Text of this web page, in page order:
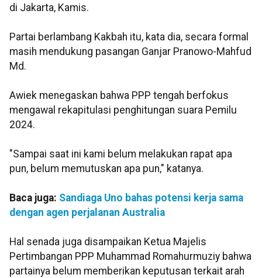
di Jakarta, Kamis.
Partai berlambang Kakbah itu, kata dia, secara formal
masih mendukung pasangan Ganjar Pranowo-Mahfud
Md.
Awiek menegaskan bahwa PPP tengah berfokus
mengawal rekapitulasi penghitungan suara Pemilu
2024.
"Sampai saat ini kami belum melakukan rapat apa
pun, belum memutuskan apa pun," katanya.
Baca juga: Sandiaga Uno bahas potensi kerja sama
dengan agen perjalanan Australia
Hal senada juga disampaikan Ketua Majelis
Pertimbangan PPP Muhammad Romahurmuziy bahwa
partainya belum memberikan keputusan terkait arah